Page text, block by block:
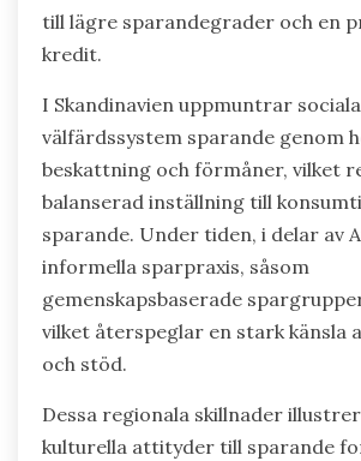
till lägre sparandegrader och en
kredit.
I Skandinavien uppmuntrar sociala
välfärdssystem sparande genom
beskattning och förmåner, vilket
balanserad inställning till
sparande. Under tiden, i delar av
informella sparpraxis, såsom
gemenskapsbaserade
vilket återspeglar en stark känsla
och stöd.
Dessa regionala skillnader
kulturella attityder till sparande